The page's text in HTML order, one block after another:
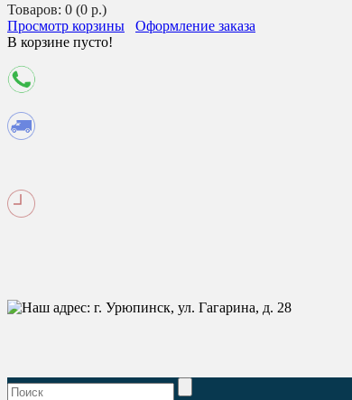
Товаров: 0 (0 р.)
Просмотр корзины
Оформление заказа
В корзине пусто!